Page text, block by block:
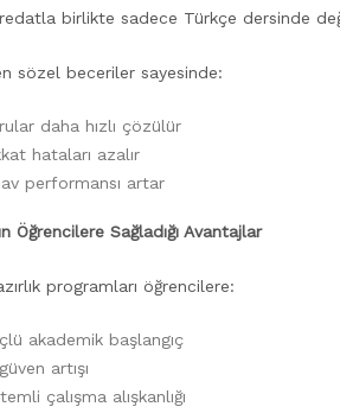
birlikte sadece Türkçe dersinde
sözel beceriler sayesinde:
daha hızlı çözülür
hataları azalır
performansı artar
Öğrencilere Sağladığı Avantajlar
programları öğrencilere:
akademik başlangıç
artışı
çalışma alışkanlığı